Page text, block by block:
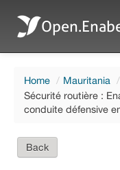
About
Projects
News
Home / Mauritania /
Sécurité routière :
conduite défensive
Back